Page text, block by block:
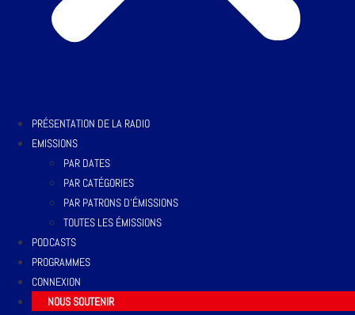
PRÉSENTATION DE LA RADIO
EMISSIONS
PAR DATES
PAR CATÉGORIES
PAR PATRONS D’ÉMISSIONS
TOUTES LES ÉMISSIONS
PODCASTS
PROGRAMMES
CONNEXION
NOUS SOUTENIR